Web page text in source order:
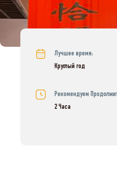
Лучшее время:
Круглый год
Рекомендуем
2 Часа